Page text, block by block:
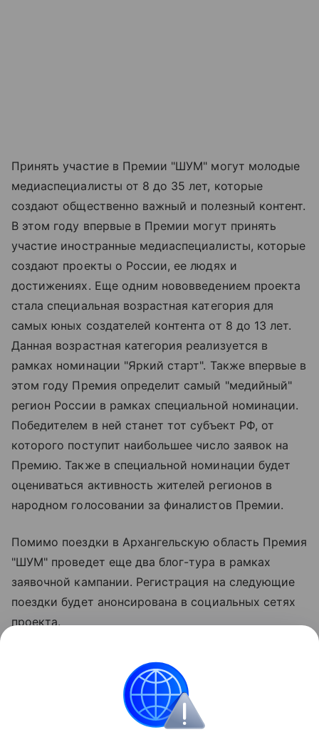
Принять участие в Премии "ШУМ" могут молодые
медиаспециалисты от 8 до 35 лет, которые
создают общественно важный и полезный контент.
В этом году впервые в Премии могут принять
участие иностранные медиаспециалисты, которые
создают проекты о России, ее людях и
достижениях. Еще одним нововведением проекта
стала специальная возрастная категория для
самых юных создателей контента от 8 до 13 лет.
Данная возрастная категория реализуется в
рамках номинации "Яркий старт". Также впервые в
этом году Премия определит самый "медийный"
регион России в рамках специальной номинации.
Победителем в ней станет тот субъект РФ, от
которого поступит наибольшее число заявок на
Премию. Также в специальной номинации будет
оцениваться активность жителей регионов в
народном голосовании за финалистов Премии.
Помимо поездки в Архангельскую область Премия
"ШУМ" проведет еще два блог-тура в рамках
заявочной кампании. Регистрация на следующие
поездки будет анонсирована в социальных сетях
проекта.
Чтобы принять участие в конкурсе, необходимо
подать заявку на Премию на сайте premiyashum.ru,
а также заполнить форму на ФГАИС "Молодежь